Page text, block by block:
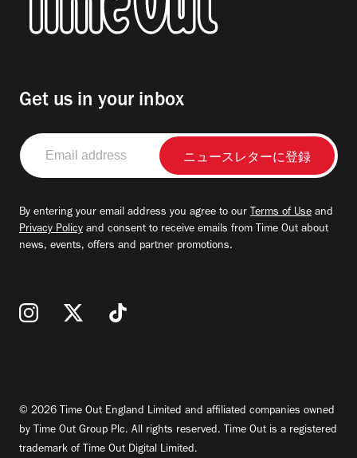
Get us in your inbox
Email
address
By entering your email address you agree to our Terms of Use and
Privacy Policy and consent to receive emails from Time Out about
news, events, offers and partner promotions.
© 2026 Time Out England Limited and affiliated companies owned
by Time Out Group Plc. All rights reserved. Time Out is a registered
trademark of Time Out Digital Limited.